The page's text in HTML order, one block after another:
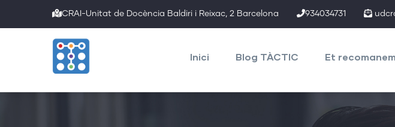
to
CRAI-Unitat de Docència Baldiri i Reixac, 2 Barcelona 934034731
navigation
Inici Blog TÀCTIC Et recomanem